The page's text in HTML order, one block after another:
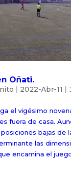
Oñati.
| 2022-Abr-11 |
el vigésimo
fuera de casa.
bajas de
las
encamina el